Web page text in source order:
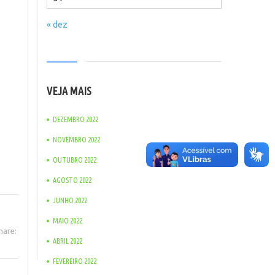
« dez
VEJA MAIS
DEZEMBRO 2022
NOVEMBRO 2022
OUTUBRO 2022
AGOSTO 2022
JUNHO 2022
MAIO 2022
ABRIL 2022
FEVEREIRO 2022